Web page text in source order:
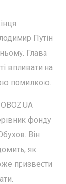
Путін
Глава
впливати на
помилкою.
фонду
Він
як
призвести